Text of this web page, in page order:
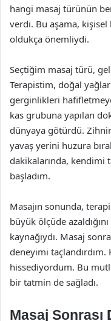
hangi masaj türünün
verdi. Bu aşama, kişisel
oldukça önemliydi.
Seçtiğim masaj türü,
Terapistim, doğal
gerginlikleri
kas grubuna yapılan
dünyaya götürdü.
yavaş yerini huzura
dakikalarında, kendimi
başladım.
Masajın sonunda,
büyük ölçüde
kaynağıydı. Masaj
deneyimi
hissediyordum. Bu
bir tatmin de sağladı.
Masaj